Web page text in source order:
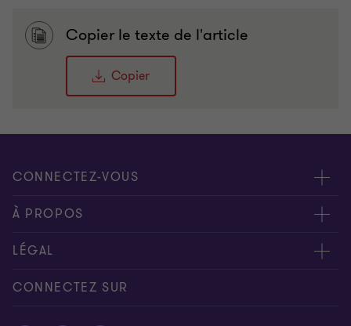
Copier le texte de l'article
Copier
CONNECTEZ-VOUS
Rencontrez nos experts
Contactez-nous
À PROPOS
Grant Thornton
People & Culture
LÉGAL
Disclaimer
CONNECTEZ SUR